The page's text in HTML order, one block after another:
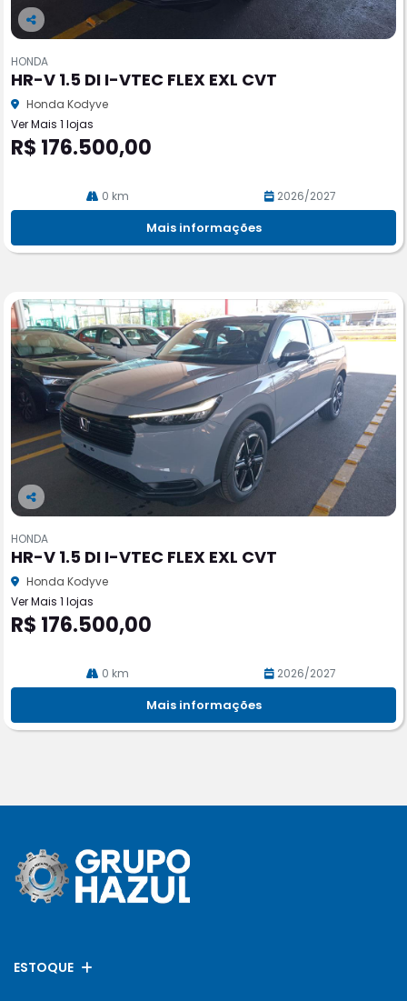
Co
pa
rtil
he
HONDA
HR-V 1.5 DI I-VTEC FLEX EXL CVT
Honda Kodyve
Ver Mais 1 lojas
R$ 176.500,00
0 km 2026/2027
Mais informações
Co
pa
rtil
he
HONDA
HR-V 1.5 DI I-VTEC FLEX EXL CVT
Honda Kodyve
Ver Mais 1 lojas
R$ 176.500,00
0 km 2026/2027
Mais informações
ESTOQUE